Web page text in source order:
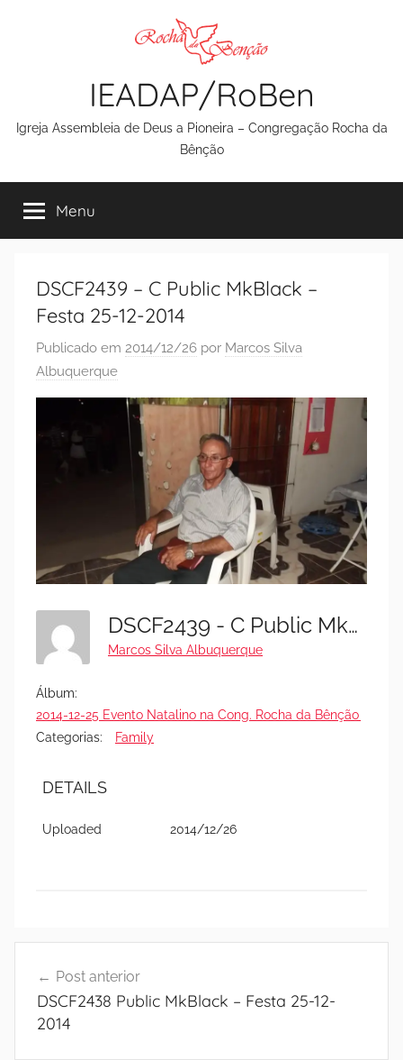
IEADAP/RoBen
Igreja Assembleia de Deus a Pioneira – Congregação Rocha da
Bênção
Menu
DSCF2439 – C Public MkBlack –
Festa 25-12-2014
Publicado em 2014/12/26 por Marcos Silva
Albuquerque
DSCF2439 - C Public MkBlack - Festa 25-12-2014
Marcos Silva Albuquerque
Álbum:
2014-12-25 Evento Natalino na Cong. Rocha da Bênção
Categorias:
Family
DETAILS
Uploaded 2014/12/26
de
Post
Post anterior
DSCF2438 Public MkBlack – Festa 25-12-
2014